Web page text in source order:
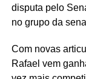
disputa pelo
no grupo da
Com novas
Rafael vem